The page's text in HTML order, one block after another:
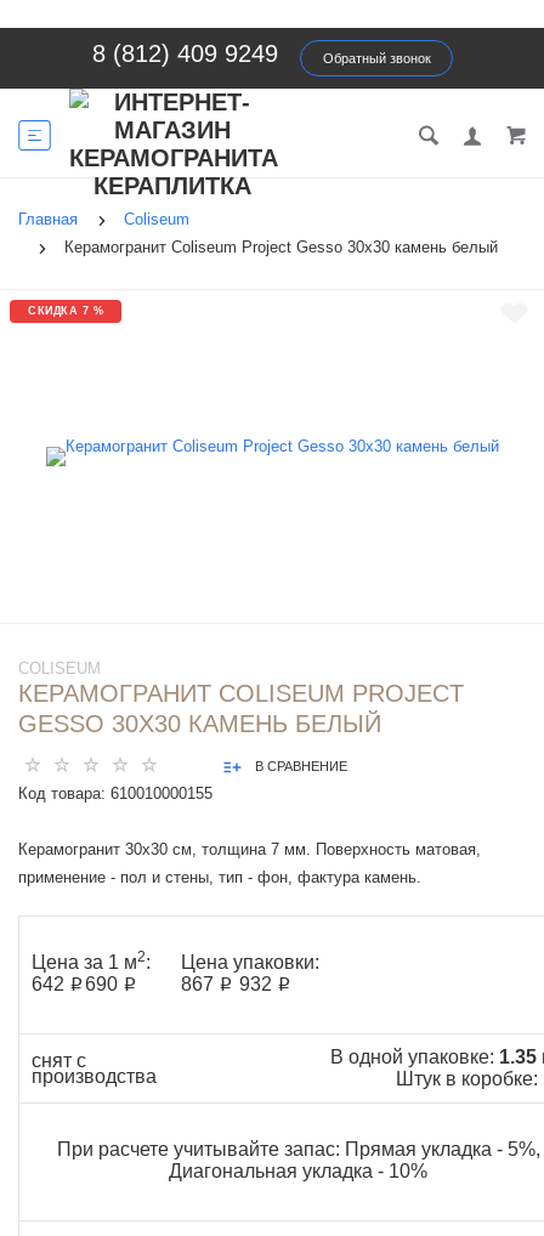
8 (812) 409 9249 Обратный звонок
Главная
Coliseum
Керамогранит Coliseum Project Gesso 30х30 камень белый
СКИДКА 7 %
COLISEUM
КЕРАМОГРАНИТ COLISEUM PROJECT
GESSO 30Х30 КАМЕНЬ БЕЛЫЙ
В СРАВНЕНИЕ
Код товара: 610010000155
Керамогранит 30x30 см, толщина 7 мм. Поверхность матовая,
применение - пол и стены, тип - фон, фактура камень.
Цена за 1 м2:
642 ₽690 ₽
Цена упаковки:
867 ₽ 932 ₽
снят с
производства
В одной упаковке: 1.35
Штук в коробке:
При расчете учитывайте запас: Прямая укладка - 5%,
Диагональная укладка - 10%